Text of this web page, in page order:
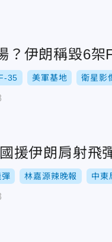
？伊朗稱毀6
35 美軍基地 衛星影
援伊朗肩射飛
林嘉源辣晚報 中東